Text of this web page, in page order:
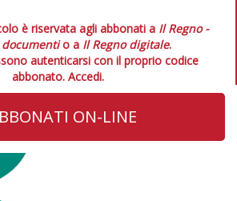
è riservata agli abbonati a Il Regno -
o a Il Regno digitale.
autenticarsi con il proprio codice
abbonato. Accedi.
ON-LINE